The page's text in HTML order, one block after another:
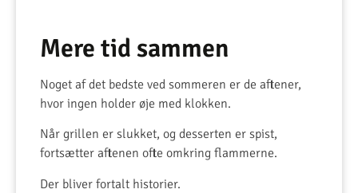
Mere tid sammen
Noget af det bedste ved sommeren er de aftener,
hvor ingen holder øje med klokken.
Når grillen er slukket, og desserten er spist,
fortsætter aftenen ofte omkring flammerne.
Der bliver fortalt historier.